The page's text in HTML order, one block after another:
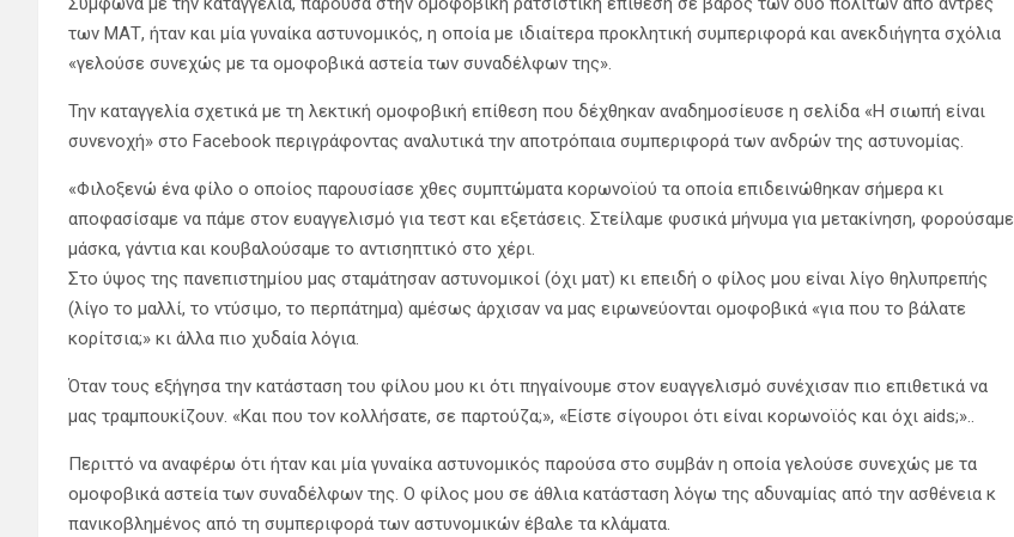
των ΜΑΤ, ήταν και μία γυναίκα αστυνομικός, η οποία με ιδιαίτερα προκλητική συμπεριφορά και ανεκδιήγητα σχόλια
«γελούσε συνεχώς με τα ομοφοβικά αστεία των συναδέλφων της».
Την καταγγελία σχετικά με τη λεκτική ομοφοβική επίθεση που δέχθηκαν αναδημοσίευσε η σελίδα «Η σιωπή είναι
συνενοχή» στο Facebook περιγράφοντας αναλυτικά την αποτρόπαια συμπεριφορά των ανδρών της αστυνομίας.
«Φιλοξενώ ένα φίλο ο οποίος παρουσίασε χθες συμπτώματα κορωνοϊού τα οποία επιδεινώθηκαν σήμερα κι
αποφασίσαμε να πάμε στον ευαγγελισμό για τεστ και εξετάσεις. Στείλαμε φυσικά μήνυμα για μετακίνηση, φορούσαμε
μάσκα, γάντια και κουβαλούσαμε το αντισηπτικό στο χέρι.
Στο ύψος της πανεπιστημίου μας σταμάτησαν αστυνομικοί (όχι ματ) κι επειδή ο φίλος μου είναι λίγο θηλυπρεπής
(λίγο το μαλλί, το ντύσιμο, το περπάτημα) αμέσως άρχισαν να μας ειρωνεύονται ομοφοβικά «για που το βάλατε
κορίτσια;» κι άλλα πιο χυδαία λόγια.
Όταν τους εξήγησα την κατάσταση του φίλου μου κι ότι πηγαίνουμε στον ευαγγελισμό συνέχισαν πιο επιθετικά να
μας τραμπουκίζουν. «Και που τον κολλήσατε, σε παρτούζα;», «Είστε σίγουροι ότι είναι κορωνοϊός και όχι aids;»..
Περιττό να αναφέρω ότι ήταν και μία γυναίκα αστυνομικός παρούσα στο συμβάν η οποία γελούσε συνεχώς με τα
ομοφοβικά αστεία των συναδέλφων της. Ο φίλος μου σε άθλια κατάσταση λόγω της αδυναμίας από την ασθένεια κ
πανικοβλημένος από τη συμπεριφορά των αστυνομικών έβαλε τα κλάματα.